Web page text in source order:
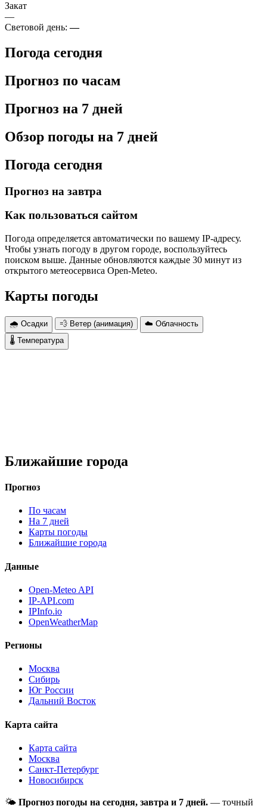
Закат
—
Световой день:—
Погода сегодня
Прогноз по часам
Прогноз на 7 дней
Обзор погоды на 7 дней
Погода сегодня
Прогноз на завтра
Как пользоваться сайтом
Погода определяется автоматически по вашему IP-адресу.
Чтобы узнать погоду в другом городе, воспользуйтесь
поиском выше. Данные обновляются каждые 30 минут из
открытого метеосервиса Open-Meteo.
Карты погоды
🌧 Осадки 💨 Ветер (анимация)
☁️ Облачность
🌡 Температура
Ближайшие города
Прогноз
По часам
На 7 дней
Карты погоды
Ближайшие города
Данные
Open-Meteo API
IP-API.com
IPInfo.io
OpenWeatherMap
Регионы
Москва
Сибирь
Юг России
Дальний Восток
Карта сайта
Карта сайта
Москва
Санкт-Петербург
Новосибирск
🌤 Прогноз погоды на сегодня, завтра и 7 дней. — точный